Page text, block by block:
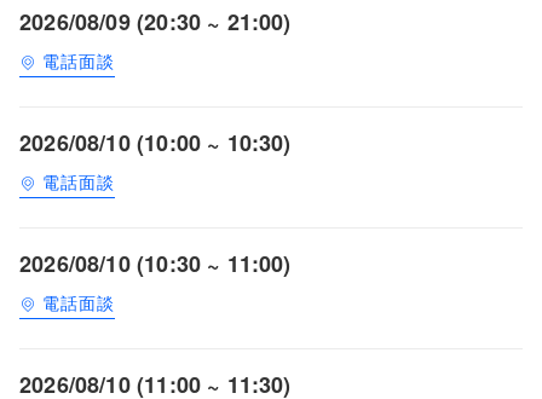
2026/08/09 (20:30 ~ 21:00)
電話面談
2026/08/10 (10:00 ~ 10:30)
電話面談
2026/08/10 (10:30 ~ 11:00)
電話面談
2026/08/10 (11:00 ~ 11:30)